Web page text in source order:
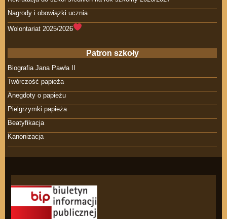
Nagrody i obowiązki ucznia
Wolontariat 2025/2026
Patron szkoły
Biografia Jana Pawła II
Twórczość papieża
Anegdoty o papieżu
Pielgrzymki papieża
Beatyfikacja
Kanonizacja